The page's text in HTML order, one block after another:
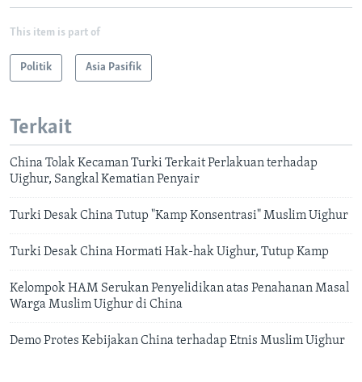
This item is part of
Politik Asia Pasifik
Terkait
China Tolak Kecaman Turki Terkait Perlakuan terhadap
Uighur, Sangkal Kematian Penyair
Turki Desak China Tutup "Kamp Konsentrasi" Muslim Uighur
Turki Desak China Hormati Hak-hak Uighur, Tutup Kamp
Kelompok HAM Serukan Penyelidikan atas Penahanan Masal
Warga Muslim Uighur di China
Demo Protes Kebijakan China terhadap Etnis Muslim Uighur